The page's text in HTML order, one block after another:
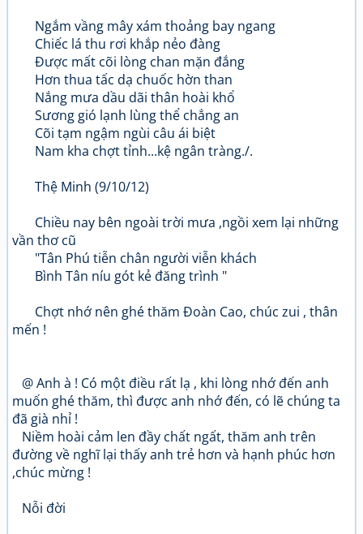
Ngắm vầng mây xám thoảng bay ngang
Chiếc lá thu rơi khắp nẻo đàng
Được mất cõi lòng chan mặn đắng
Hơn thua tấc dạ chuốc hờn than
Nắng mưa dầu dãi thân hoài khổ
Sương gió lạnh lùng thể chẳng an
Cõi tạm ngậm ngùi câu ái biệt
Nam kha chợt tỉnh...kệ ngân tràng./.
Thệ Minh (9/10/12)
Chiều nay bên ngoài trời mưa ,ngồi xem lại những
vần thơ cũ
"Tân Phú tiễn chân người viễn khách
Bình Tân níu gót kẻ đăng trình "
Chợt nhớ nên ghé thăm Đoàn Cao, chúc zui , thân
mến !
@ Anh à ! Có một điều rất lạ , khi lòng nhớ đến anh
muốn ghé thăm, thì được anh nhớ đến, có lẽ chúng ta
đã già nhỉ !
Niềm hoài cảm len đầy chất ngất, thăm anh trên
đường về nghĩ lại thấy anh trẻ hơn và hạnh phúc hơn
,chúc mừng !
Nỗi đời